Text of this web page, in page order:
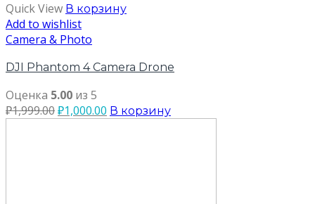
Quick View В корзину
Add to wishlist
Camera & Photo
DJI Phantom 4 Camera Drone
Оценка 5.00 из 5
₽1,999.00₽1,000.00 В корзину